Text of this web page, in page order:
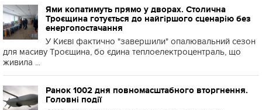
Ями копатимуть прямо у дворах. Столична
Троєщина готується до найгіршого сценарію без
енергопостачання
У Києві фактично "завершили" опалювальний сезон
для масиву Троєщина, бо єдина теплоелектроцентраль, що
живила ...
Ранок 1002 дня повномасштабного вторгнення.
Головні події